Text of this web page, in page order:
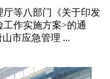
厅等八部门《关于印发
作实施方案>的通
市应急管理 ...